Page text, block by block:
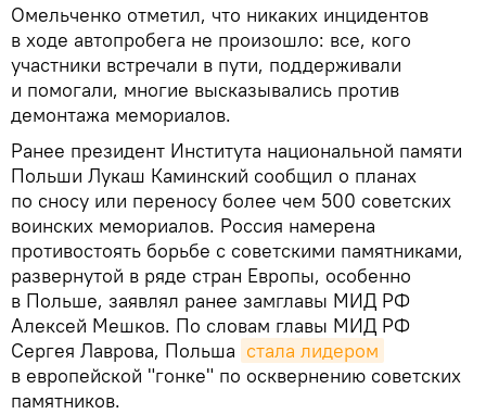
Омельченко отметил, что никаких инцидентов
в ходе автопробега не произошло: все, кого
участники встречали в пути, поддерживали
и помогали, многие высказывались против
демонтажа мемориалов.
Ранее президент Института национальной памяти
Польши Лукаш Каминский сообщил о планах
по сносу или переносу более чем 500 советских
воинских мемориалов. Россия намерена
противостоять борьбе с советскими памятниками,
развернутой в ряде стран Европы, особенно
в Польше, заявлял ранее замглавы МИД РФ
Алексей Мешков. По словам главы МИД РФ
Сергея Лаврова, Польша стала лидером
в европейской "гонке" по осквернению советских
памятников.